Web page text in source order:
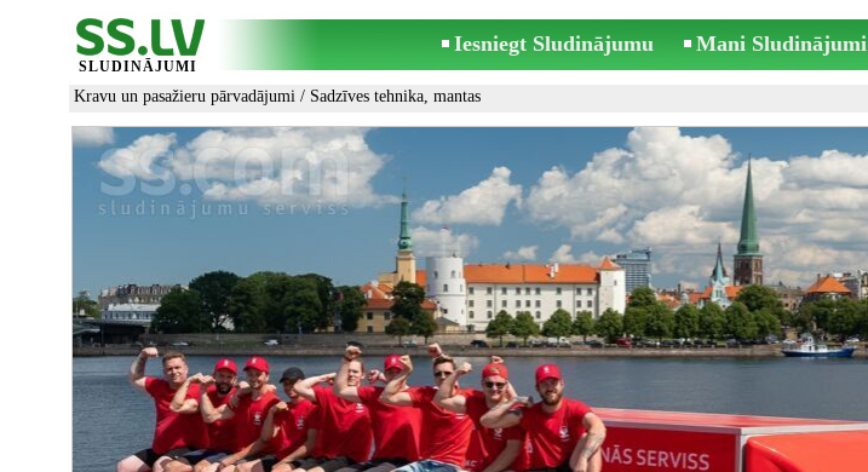
SLUDINĀJUMI
Iesniegt Sludinājumu Mani Sludinājumi
Kravu un pasažieru pārvadājumi / Sadzīves tehnika, mantas